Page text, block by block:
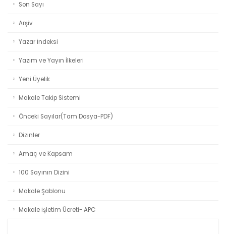
Son Sayı
Arşiv
Yazar İndeksi
Yazım ve Yayın İlkeleri
Yeni Üyelik
Makale Takip Sistemi
Önceki Sayılar(Tam Dosya-PDF)
Dizinler
Amaç ve Kapsam
100 Sayının Dizini
Makale Şablonu
Makale İşletim Ücreti- APC